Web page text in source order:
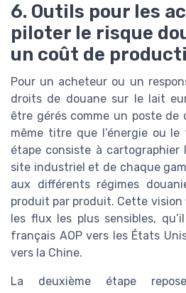
6. Outils pour les
piloter le risque
un coût de
Pour un acheteur ou un
droits de douane sur le lait
être gérés comme un poste
même titre que l’énergie ou le
étape consiste à cartographier
site industriel et de chaque
aux différents régimes
produit par produit. Cette vision
les flux les plus sensibles,
français AOP vers les États
vers la Chine.
La deuxième étape